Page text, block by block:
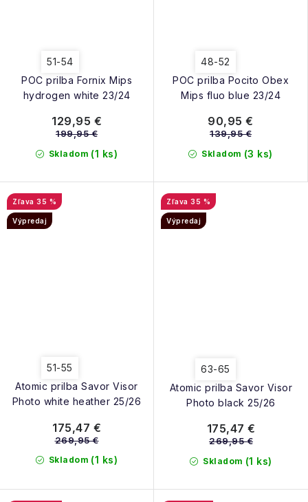
POC prilba Fornix Mips
hydrogen white 23/24
51-54
Skladom (1 ks)
129,95 €
199,95 €
POC prilba Pocito Obex
Mips fluo blue 23/24
48-52
Skladom (3 ks)
90,95 €
139,95 €
Atomic prilba Savor Visor
Photo white heather 25/26
35 %
Výpredaj
51-55
Skladom (1 ks)
175,47 €
269,95 €
Atomic prilba Savor Visor
Photo black 25/26
35 %
Výpredaj
63-65
Skladom (1 ks)
175,47 €
269,95 €